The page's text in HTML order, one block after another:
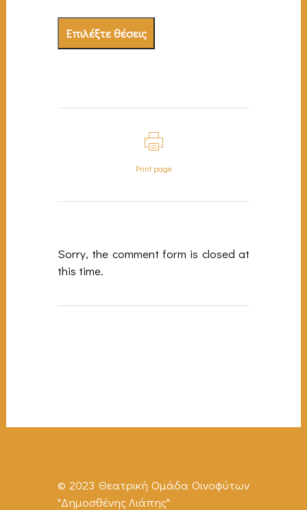
Επιλέξτε θέσεις
Print page
Sorry, the comment form is closed at
this time.
© 2023 Θεατρική Ομάδα Οινοφύτων
"Δημοσθένης Λιάπης"